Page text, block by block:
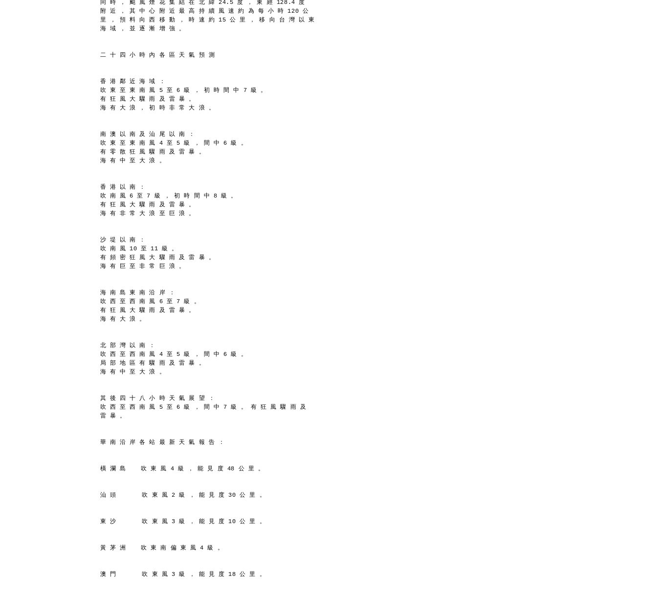
同 時 ， 颱 風 煙 花 集 結 在 北 緯 24.5 度 ， 東 經 128.4 度
附 近 ， 其 中 心 附 近 最 高 持 續 風 速 約 為 每 小 時 120 公
里 ， 預 料 向 西 移 動 ， 時 速 約 15 公 里 ， 移 向 台 灣 以 東
海 域 ， 並 逐 漸 增 強 。
二 十 四 小 時 內 各 區 天 氣 預 測
香 港 鄰 近 海 域 ：
吹 東 至 東 南 風 5 至 6 級 ， 初 時 間 中 7 級 。
有 狂 風 大 驟 雨 及 雷 暴 。
海 有 大 浪 ， 初 時 非 常 大 浪 。
南 澳 以 南 及 汕 尾 以 南 ：
吹 東 至 東 南 風 4 至 5 級 ， 間 中 6 級 。
有 零 散 狂 風 驟 雨 及 雷 暴 。
海 有 中 至 大 浪 。
香 港 以 南 ：
吹 南 風 6 至 7 級 ， 初 時 間 中 8 級 。
有 狂 風 大 驟 雨 及 雷 暴 。
海 有 非 常 大 浪 至 巨 浪 。
沙 堤 以 南 ：
吹 南 風 10 至 11 級 。
有 頻 密 狂 風 大 驟 雨 及 雷 暴 。
海 有 巨 至 非 常 巨 浪 。
海 南 島 東 南 沿 岸 ：
吹 西 至 西 南 風 6 至 7 級 。
有 狂 風 大 驟 雨 及 雷 暴 。
海 有 大 浪 。
北 部 灣 以 南 ：
吹 西 至 西 南 風 4 至 5 級 ， 間 中 6 級 。
局 部 地 區 有 驟 雨 及 雷 暴 。
海 有 中 至 大 浪 。
其 後 四 十 八 小 時 天 氣 展 望 ：
吹 西 至 西 南 風 5 至 6 級 ， 間 中 7 級 。 有 狂 風 驟 雨 及
雷 暴 。
華 南 沿 岸 各 站 最 新 天 氣 報 告 ：
橫 瀾 島    吹 東 風 4 級 ， 能 見 度 48 公 里 。
汕 頭       吹 東 風 2 級 ， 能 見 度 30 公 里 。
東 沙       吹 東 風 3 級 ， 能 見 度 10 公 里 。
黃 茅 洲    吹 東 南 偏 東 風 4 級 。
澳 門       吹 東 風 3 級 ， 能 見 度 18 公 里 。